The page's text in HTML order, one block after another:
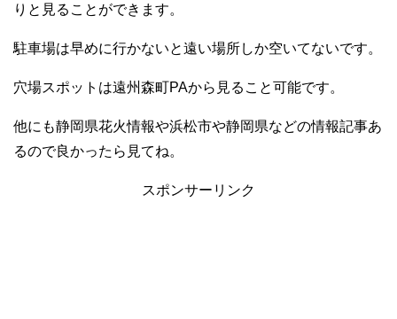
りと見ることができます。
駐車場は早めに行かないと遠い場所しか空いてないです。
穴場スポットは遠州森町PAから見ること可能です。
他にも静岡県花火情報や浜松市や静岡県などの情報記事あ
るので良かったら見てね。
スポンサーリンク